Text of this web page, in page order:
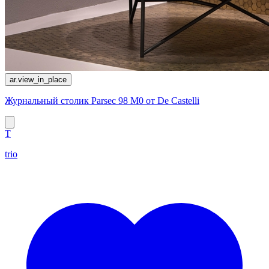
ar.view_in_place
Журнальный столик Parsec 98 M0 от De Castelli
T
trio